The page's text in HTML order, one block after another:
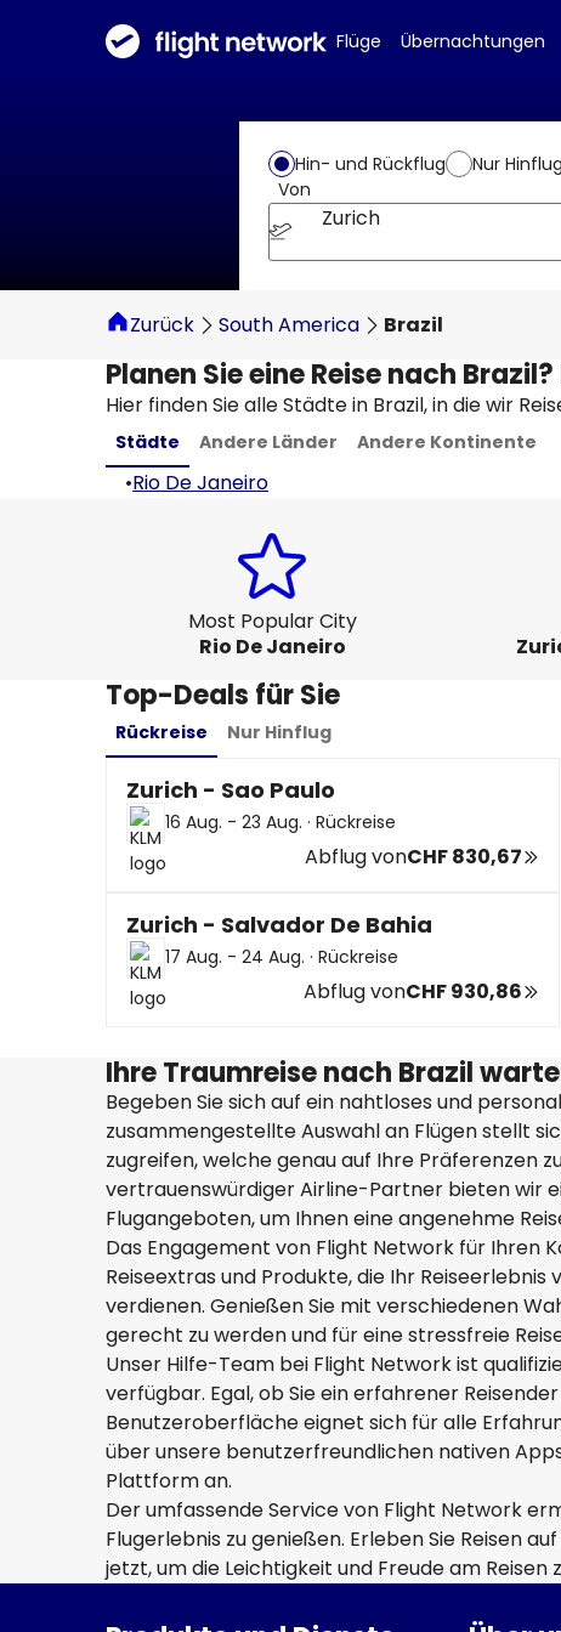
Flüge Übernachtungen
Hin- und Rückflug Nur Hinflug
Von
Zurich
Zurück South America Brazil
Planen Sie eine Reise nach
Hier finden Sie alle Städte in Brazil, in die wir
Städte Andere Länder Andere Kontinente
•Rio De Janeiro
Most Popular City
Rio De Janeiro
Top-Deals für Sie
Rückreise Nur Hinflug
Zurich - Sao Paulo
16 Aug. - 23 Aug. · Rückreise
Abflug vonCHF 830,67
Zurich - Salvador De Bahia
17 Aug. - 24 Aug. · Rückreise
Abflug vonCHF 930,86
Ihre Traumreise nach Brazil
Begeben Sie sich auf ein nahtloses und
zusammengestellte Auswahl an Flügen stellt
zugreifen, welche genau auf Ihre Präferenzen
vertrauenswürdiger Airline-Partner bieten wir
Flugangeboten, um Ihnen eine angenehme
Das Engagement von Flight Network für Ihren
Reiseextras und Produkte, die Ihr
verdienen. Genießen Sie mit verschiedenen
gerecht zu werden und für eine stressfreie
Unser Hilfe-Team bei Flight Network ist
verfügbar. Egal, ob Sie ein erfahrener
Benutzeroberfläche eignet sich für alle
über unsere benutzerfreundlichen nativen
Plattform an.
Der umfassende Service von Flight Network
Flugerlebnis zu genießen. Erleben Sie Reisen
jetzt, um die Leichtigkeit und Freude am Reisen